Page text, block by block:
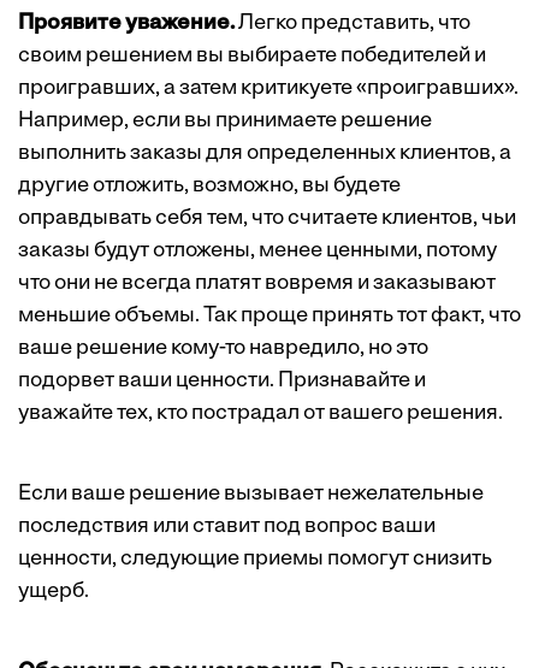
Проявите уважение.Легко представить, что
своим решением вы выбираете победителей и
проигравших, а затем критикуете «проигравших».
Например, если вы принимаете решение
выполнить заказы для определенных клиентов, а
другие отложить, возможно, вы будете
оправдывать себя тем, что считаете клиентов, чьи
заказы будут отложены, менее ценными, потому
что они не всегда платят вовремя и заказывают
меньшие объемы. Так проще принять тот факт, что
ваше решение кому-то навредило, но это
подорвет ваши ценности. Признавайте и
уважайте тех, кто пострадал от вашего решения.
Если ваше решение вызывает нежелательные
последствия или ставит под вопрос ваши
ценности, следующие приемы помогут снизить
ущерб.